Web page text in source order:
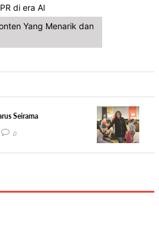
di era AI
Yang Menarik dan
Seirama
0